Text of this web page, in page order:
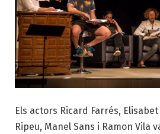
Els actors Ricard Farrés,
Ripeu, Manel Sans i Ramon Vila